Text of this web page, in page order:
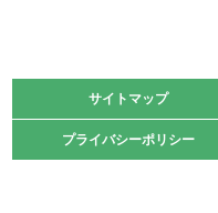
緑ケ丘体育館
2021.10.23
卓球選手権大会ラージ
サイトマップ
プライバシーポリシー
サイトマップ
プライバシーポリシー